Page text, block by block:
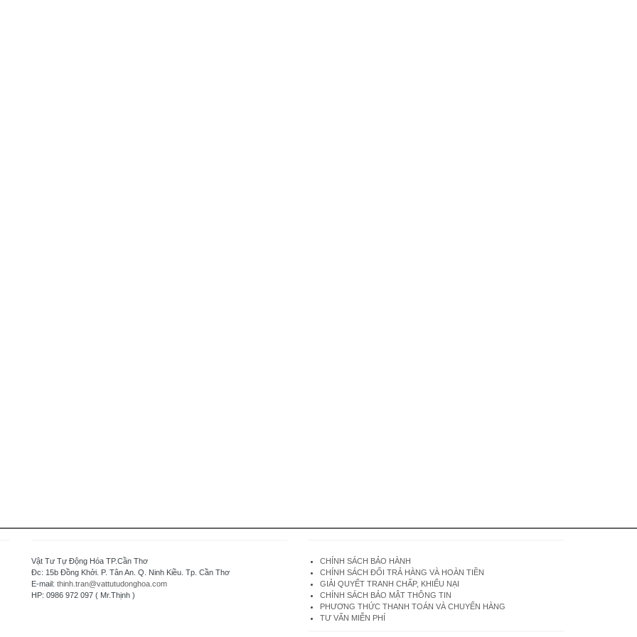
Vật Tư Tự Động Hóa TP.Cần Thơ
Đc: 15b Đồng Khởi. P. Tân An. Q. Ninh Kiều. Tp. Cần Thơ
E-mail: thinh.tran@vattutudonghoa.com
HP: 0986 972 097 ( Mr.Thịnh )
CHÍNH SÁCH BẢO HÀNH
CHÍNH SÁCH ĐỔI TRẢ HÀNG VÀ HOÀN TIỀN
GIẢI QUYẾT TRANH CHẤP, KHIẾU NẠI
CHÍNH SÁCH BẢO MẬT THÔNG TIN
PHƯƠNG THỨC THANH TOÁN VÀ CHUYỂN HÀNG
TƯ VẤN MIỄN PHÍ